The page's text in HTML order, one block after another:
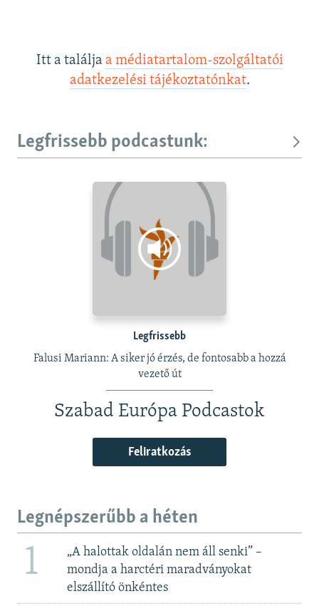
Itt a találja a médiatartalom-szolgáltatói
adatkezelési tájékoztatónkat.
Legfrissebb podcastunk:
Legfrissebb
Falusi Mariann: A siker jó érzés, de fontosabb a hozzá
vezető út
Szabad Európa Podcastok
Feliratkozás
Legnépszerűbb a héten
1
„A halottak oldalán nem áll senki” –
mondja a harctéri maradványokat
elszállító önkéntes